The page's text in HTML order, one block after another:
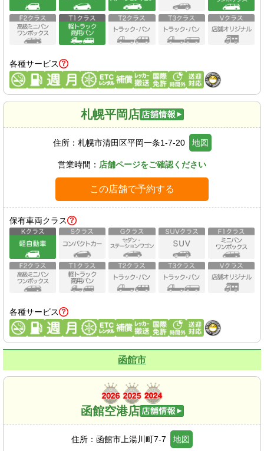
各種サービス
札幌平岡店
住所： 札幌市清田区平岡一条1-7-20 地図
営業時間： 店舗ページをご確認ください
この店舗で予約する
保有車両クラス
各種サービス
函館市
函館空港店
住所： 函館市上湯川町7-7 地図